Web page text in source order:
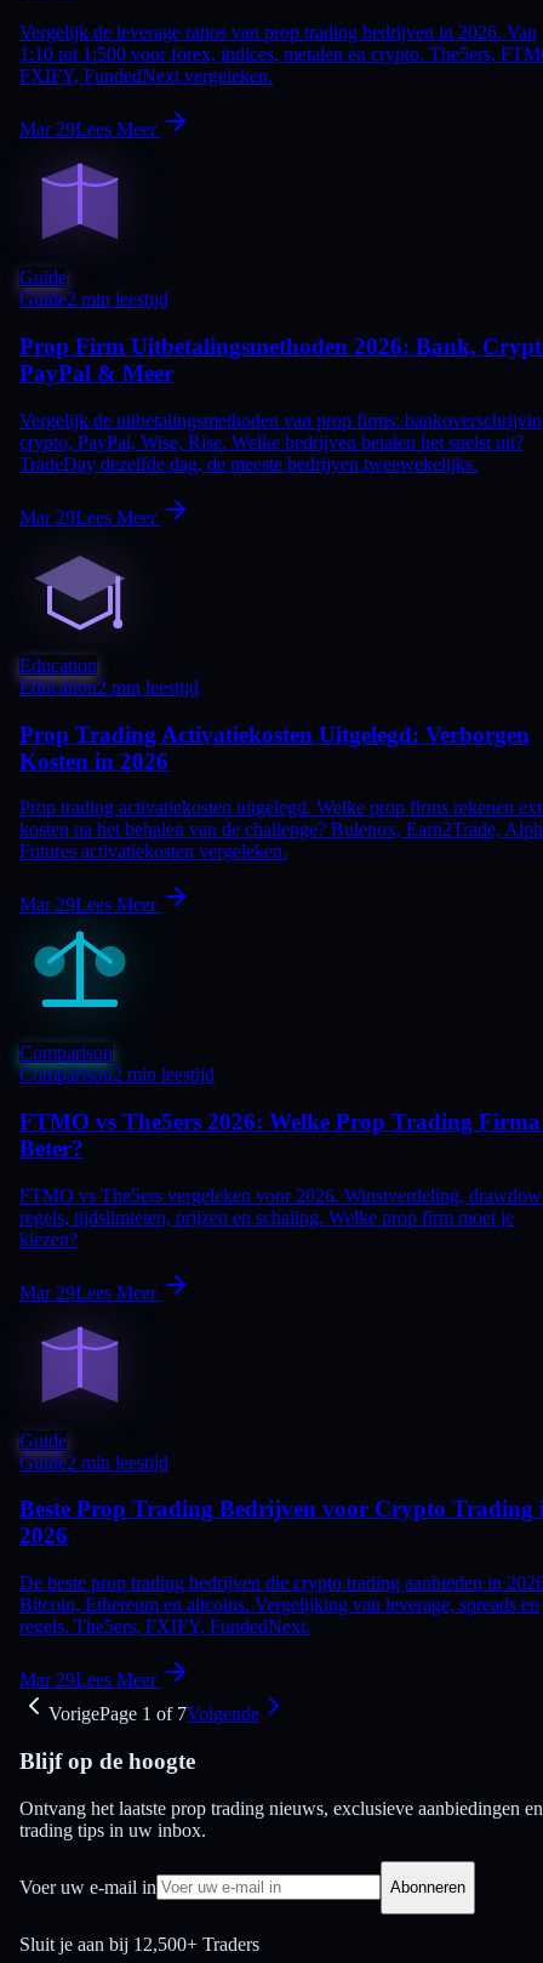
Vergelijk de leverage ratios van prop trading bedrijven in 2026. Van
1:10 tot 1:500 voor forex, indices, metalen en crypto. The5ers,
FXIFY, FundedNext vergeleken.
Mar 29Lees Meer
Guide
Guide2 min leestijd
Prop Firm Uitbetalingsmethoden 2026: Bank,
PayPal & Meer
Vergelijk de uitbetalingsmethoden van prop firms:
crypto, PayPal, Wise, Rise. Welke bedrijven betalen het snelst uit?
TradeDay dezelfde dag, de meeste bedrijven tweewekelijks.
Mar 29Lees Meer
Education
Education2 min leestijd
Prop Trading Activatiekosten Uitgelegd: Verborgen
Kosten in 2026
Prop trading activatiekosten uitgelegd. Welke prop firms rekenen
kosten na het behalen van de challenge? Bulenox, Earn2Trade,
Futures activatiekosten vergeleken.
Mar 29Lees Meer
Comparison
Comparison2 min leestijd
FTMO vs The5ers 2026: Welke Prop Trading Firma
Beter?
FTMO vs The5ers vergeleken voor 2026. Winstverdeling,
regels, tijdslimieten, prijzen en schaling. Welke prop firm moet je
kiezen?
Mar 29Lees Meer
Guide
Guide2 min leestijd
Beste Prop Trading Bedrijven voor Crypto Trading
2026
De beste prop trading bedrijven die crypto trading aanbieden in
Bitcoin, Ethereum en altcoins. Vergelijking van leverage, spreads en
regels. The5ers, FXIFY, FundedNext.
Mar 29Lees Meer
VorigePage 1 of 7Volgende
Blijf op de hoogte
Ontvang het laatste prop trading nieuws, exclusieve aanbiedingen en
trading tips in uw inbox.
Voer uw e-mail in Abonneren
Sluit je aan bij 12,500+ Traders